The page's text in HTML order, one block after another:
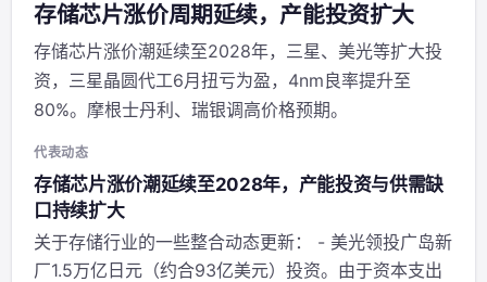
存储芯片涨价周期延续，产能投资扩大
存储芯片涨价潮延续至2028年，三星、美光等扩大投
资，三星晶圆代工6月扭亏为盈，4nm良率提升至
80%。摩根士丹利、瑞银调高价格预期。
代表动态
存储芯片涨价潮延续至2028年，产能投资与供需缺
口持续扩大
关于存储行业的一些整合动态更新： - 美光领投广岛新
厂1.5万亿日元（约合93亿美元）投资。由于资本支出